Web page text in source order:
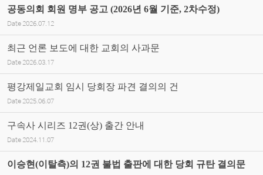
공동의회 회원 명부 공고 (2026년 6월 기준, 2차수정)
Date 2026.07.12
최근 언론 보도에 대한 교회의 사과문
Date 2026.03.17
평강제일교회 임시 당회장 파견 결의의 건
Date 2025.06.07
구속사 시리즈 12권(상) 출간 안내
Date 2024.11.07
이승현(이탈측)의 12권 불법 출판에 대한 당회 규탄 결의문